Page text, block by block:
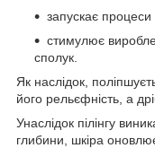
запускає процеси
стимулює
сполук.
Як наслідок,
його рельєфність, а
Унаслідок пілінгу
глибини, шкіра